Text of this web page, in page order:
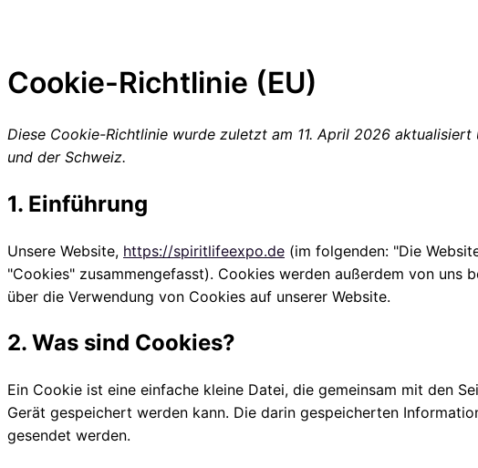
Cookie-Richtlinie (EU)
Diese Cookie-Richtlinie wurde zuletzt am 11. April 2026
und der Schweiz.
1. Einführung
Unsere Website, https://spiritlifeexpo.de (im folgenden: "Die
"Cookies" zusammengefasst). Cookies werden außerdem von
über die Verwendung von Cookies auf unserer Website.
2. Was sind Cookies?
Ein Cookie ist eine einfache kleine Datei, die gemeinsam mit den
Gerät gespeichert werden kann. Die darin gespeicherten
gesendet werden.